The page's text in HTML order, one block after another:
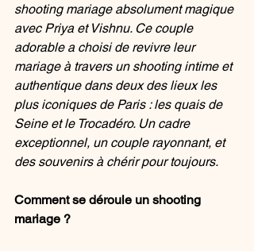
shooting mariage absolument magique
avec Priya et Vishnu. Ce couple
adorable a choisi de revivre leur
mariage à travers un shooting intime et
authentique dans deux des lieux les
plus iconiques de Paris : les quais de
Seine et le Trocadéro. Un cadre
exceptionnel, un couple rayonnant, et
des souvenirs à chérir pour toujours.
Comment se déroule un shooting
mariage ?